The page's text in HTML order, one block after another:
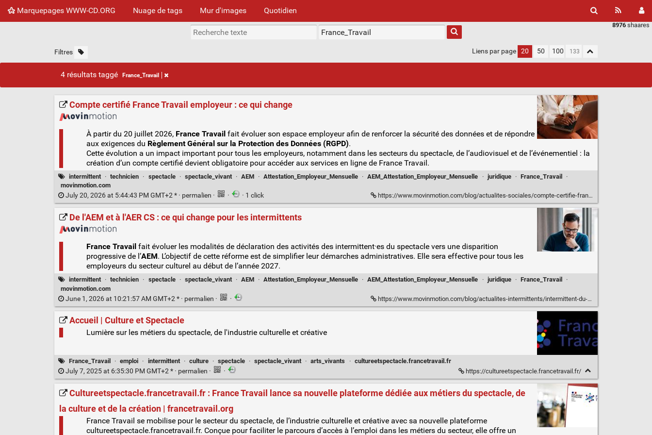
Marquepages WWW-CD.ORG Nuage de tags Mur d'images Quotidien
8976 shaares
Filtres Liens par page 20 50 100
4 résultats taggé France_Travail
Compte certifié France Travail employeur : ce qui change
À partir du 20 juillet 2026, France Travailfait évoluer son espace employeur afin de renforcer la sécurité des données et de répondre
aux exigences du Règlement Général sur la Protection des Données (RGPD).
Cette évolution a un impact important pour tous les employeurs, notamment dans les secteurs du spectacle, de l’audiovisuel et de l’événementiel : la
création d’un compte certifié devient obligatoire pour accéder aux services en ligne de France Travail.
intermittent · technicien · spectacle · spectacle_vivant · AEM · Attestation_Employeur_Mensuelle · AEM_Attestation_Employeur_Mensuelle · juridique · France_Travail
·
movinmotion.com
July 20, 2026 at 5:44:43 PM GMT+2 * · permalien · · · 1 click https://www.movinmotion.com/blog/actualites-sociales/compte-certifie-france-travail/
De l'AEM et à l'AER CS : ce qui change pour les intermittents
France Travailfait évoluer les modalités de déclaration des activités des intermittent·es du spectacle vers une disparition
progressive de l’AEM. L’objectif de cette réforme est de simplifier leur démarches administratives. Elle sera effective pour tous les
employeurs du secteur culturel au début de l’année 2027.
intermittent · technicien · spectacle · spectacle_vivant · AEM · Attestation_Employeur_Mensuelle · AEM_Attestation_Employeur_Mensuelle · juridique · France_Travail
·
movinmotion.com
June 1, 2026 at 10:21:57 AM GMT+2 * · permalien · · https://www.movinmotion.com/blog/actualites-intermittents/intermittent-du-spectacle-la-fin-des-aem/
Accueil | Culture et Spectacle
Lumière sur les métiers du spectacle, de l'industrie culturelle et créative
France_Travail · emploi · intermittent · culture · spectacle · spectacle_vivant · arts_vivants · cultureetspectacle.francetravail.fr
July 7, 2025 at 6:35:30 PM GMT+2 * · permalien · · https://cultureetspectacle.francetravail.fr/
Cultureetspectacle.francetravail.fr : France Travail lance sa nouvelle plateforme dédiée aux métiers du spectacle, de
la culture et de la création | francetravail.org
France Travail se mobilise pour le secteur du spectacle, de l’industrie culturelle et créative avec sa nouvelle plateforme
cultureetspectacle.francetravail.fr. Conçue pour faciliter le parcours d’accès à l’emploi dans les métiers du secteur, elle offre un